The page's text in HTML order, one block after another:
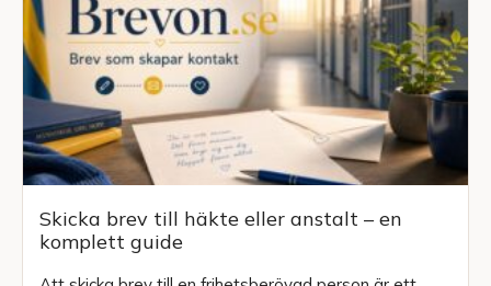
Skicka brev till häkte eller anstalt – en
komplett guide